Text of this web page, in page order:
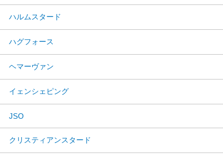
ハルムスタード
ハグフォース
ヘマーヴァン
イェンシェピング
JSO
クリスティアンスタード